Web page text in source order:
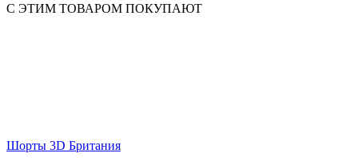
С ЭТИМ ТОВАРОМ ПОКУПАЮТ
Шорты 3D Британия